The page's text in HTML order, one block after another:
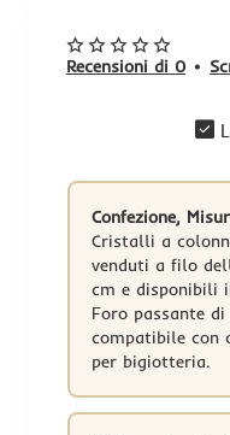
Confezione,
Cristalli a
venduti a filo
cm e disponibili
Foro passante
compatibile
per bigiotteria.
Recensioni di 0 •